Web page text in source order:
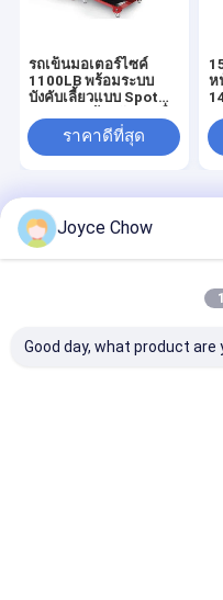
รถเข็นมอเตอร์ไซค์
1100LB พร้อมระบบ
บังคับเลี้ยวแบบ Spot
สำหรับโรงรถ/ร้านค้า/ผู้
ที่ชื่นชอบ
ราคาดีที่สุด
ห
แ
บ้าน เกี่ยวกับเรา
โ
Jiaxing Yeeda
Joyce Chow
Good day, what product are